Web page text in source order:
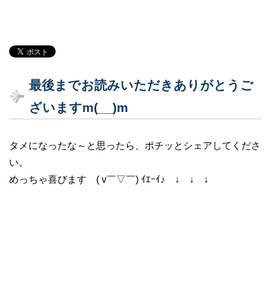
最後までお読みいただきありがとうご
ざいますm(__)m
タメになったな～と思ったら、ポチッとシェアしてくださ
い。
めっちゃ喜びます ( v￣▽￣) ｲｴｰｲ♪ ↓ ↓ ↓